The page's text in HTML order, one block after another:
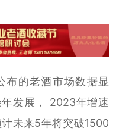
布的老酒市场数据显
发展， 2023年增速
未来5年将突破1500